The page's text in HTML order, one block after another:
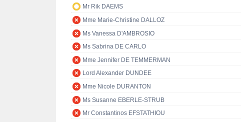
Mr Rik DAEMS
Mme Marie-Christine DALLOZ
Ms Vanessa D'AMBROSIO
Ms Sabrina DE CARLO
Mme Jennifer DE TEMMERMAN
Lord Alexander DUNDEE
Mme Nicole DURANTON
Ms Susanne EBERLE-STRUB
Mr Constantinos EFSTATHIOU